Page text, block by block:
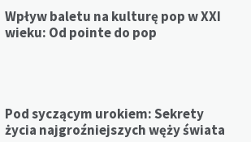
Wpływ baletu na kulturę pop w XXI
wieku: Od pointe do pop
Pod syczącym urokiem: Sekrety
życia najgroźniejszych węży świata